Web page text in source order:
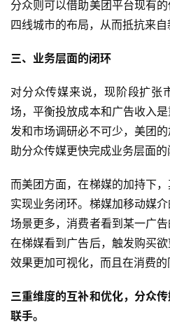
分众则可以借助美团平台现有
四线城市的布局，从而抵抗来自
三、业务层面的闭环
对分众传媒来说，现阶段扩张
场，平衡投放成本和广告收入
发和市场调研必不可少，美团
助分众传媒更快完成业务层面的
而美团方面，在梯媒的加持下
实现业务闭环。梯媒加移动媒
场景更多，消费者看到某一广
在梯媒看到广告后，触发购买
效果更加可视化，而且在消费的
三重维度的互补和优化，分众
联手。